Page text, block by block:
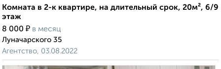
Комната в 2-к квартире, на длительный срок, 20м², 6/9
этаж
8 000 ₽ в месяц
Луначарского 35
Агентство, 03.08.2022